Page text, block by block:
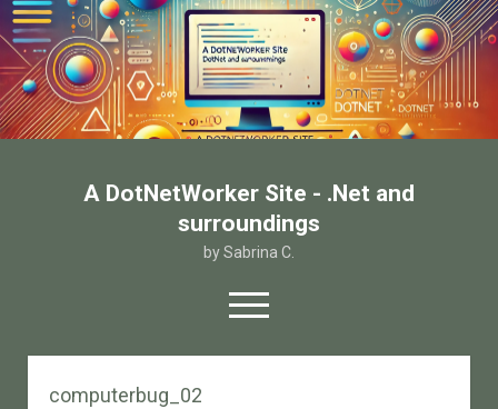
A DotNetWorker Site - .Net and
surroundings
by Sabrina C.
open
menu
twitterfacebook
email-form
computerbug_02